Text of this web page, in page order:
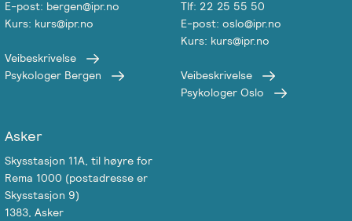
E-post: bergen@ipr.no
Kurs: kurs@ipr.no
Veibeskrivelse
Psykologer Bergen
Tlf: 22 25 55 50
E-post: oslo@ipr.no
Kurs: kurs@ipr.no
Veibeskrivelse
Psykologer Oslo
Asker
Skysstasjon 11A, til høyre for
Rema 1000 (postadresse er
Skysstasjon 9)
1383, Asker